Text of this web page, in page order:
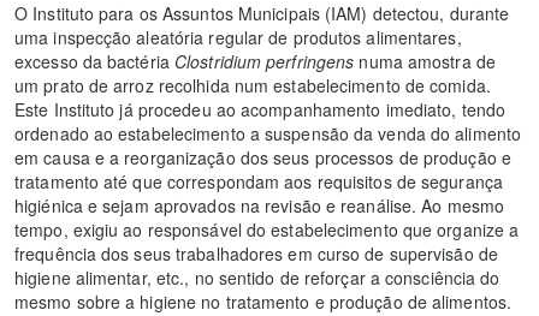
O Instituto para os Assuntos Municipais (IAM) detectou, durante
uma inspecção aleatória regular de produtos alimentares,
excesso da bactéria Clostridium perfringens numa amostra de
um prato de arroz recolhida num estabelecimento de comida.
Este Instituto já procedeu ao acompanhamento imediato, tendo
ordenado ao estabelecimento a suspensão da venda do alimento
em causa e a reorganização dos seus processos de produção e
tratamento até que correspondam aos requisitos de segurança
higiénica e sejam aprovados na revisão e reanálise. Ao mesmo
tempo, exigiu ao responsável do estabelecimento que organize a
frequência dos seus trabalhadores em curso de supervisão de
higiene alimentar, etc., no sentido de reforçar a consciência do
mesmo sobre a higiene no tratamento e produção de alimentos.